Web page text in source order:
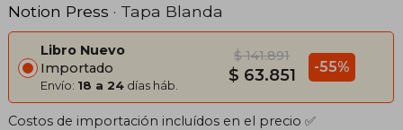
Notion Press · Tapa Blanda
Libro Nuevo
Importado
Envío: 18 a 24 días háb.
$ 141.891
$ 63.851 -55%
Costos de importación incluídos en el precio ✅